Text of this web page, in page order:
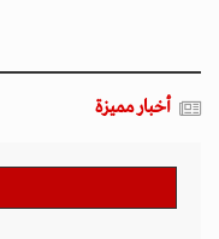
أخبار مميزة